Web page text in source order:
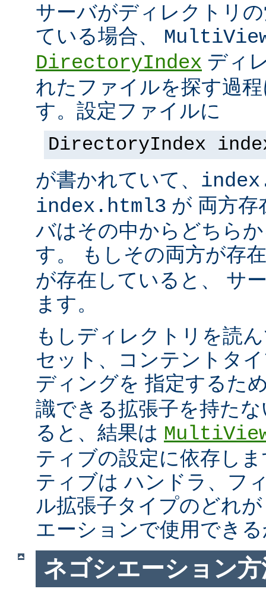
サーバがディレクトリ
ている場合、
DirectoryIndex ディ
れたファイルを探す過
す。設定ファイルに
DirectoryIndex
が書かれていて、
index.html3 が 両方存
バはその中からどちら
す。 もしその両方が存
が存在していると、 サ
ます。
もしディレクトリを読
セット、コンテントタ
ディングを 指定するた
識できる拡張子を持た
ると、結果は
ティブの設定に依存し
ティブは ハンドラ、フ
ル拡張子タイプのどれ
エーションで使用でき
ネゴシエーション方